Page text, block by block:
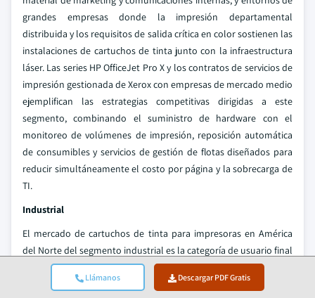
Llámanos Descargar PDF Gratis
grandes empresas donde la impresión departamental
distribuida y los requisitos de salida crítica en color sostienen las
instalaciones de cartuchos de tinta junto con la infraestructura
láser. Las series HP OfficeJet Pro X y los contratos de servicios de
impresión gestionada de Xerox con empresas de mercado medio
ejemplifican las estrategias competitivas dirigidas a este
segmento, combinando el suministro de hardware con el
monitoreo de volúmenes de impresión, reposición automática
de consumibles y servicios de gestión de flotas diseñados para
reducir simultáneamente el costo por página y la sobrecarga de
TI.
Industrial
El mercado de cartuchos de tinta para impresoras en América
del Norte del segmento industrial es la categoría de usuario final
de más rápido crecimiento, avanzando a una CAGR del 9.5%
desde USD 3.87 mil millones (18.3% de participación) en 2022